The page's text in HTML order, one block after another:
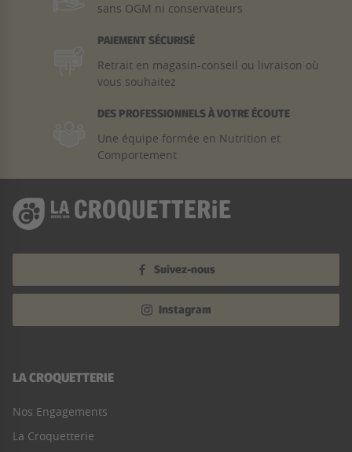
sans OGM ni conservateurs
PAIEMENT SÉCURISÉ
Retrait en magasin-conseil ou livraison où
vous souhaitez
DES PROFESSIONNELS À VOTRE ÉCOUTE
Une équipe formée en Nutrition et
Comportement
Suivez-nous
Instagram
LA CROQUETTERIE
Nos Engagements
La Croquetterie